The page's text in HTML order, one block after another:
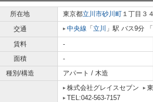
所在地 東京都立川市砂川町 １丁目３
交通
中央線 「 立川 」駅 バス9分
賃料 -
面積
-
種別/構造
アパート / 木造
株式会社グレイスセブン
TEL:042-563-7157